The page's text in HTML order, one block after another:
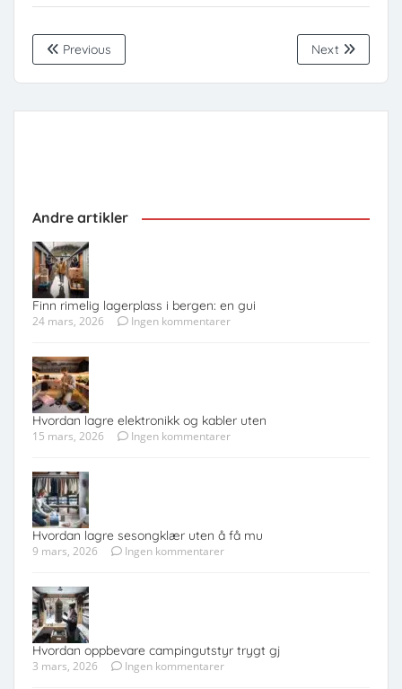
Previous Next
Andre artikler
Finn rimelig lagerplass i bergen: en gui
24 mars, 2026 Ingen kommentarer
Hvordan lagre elektronikk og kabler uten
15 mars, 2026 Ingen kommentarer
Hvordan lagre sesongklær uten å få mu
9 mars, 2026 Ingen kommentarer
Hvordan oppbevare campingutstyr trygt gj
3 mars, 2026 Ingen kommentarer